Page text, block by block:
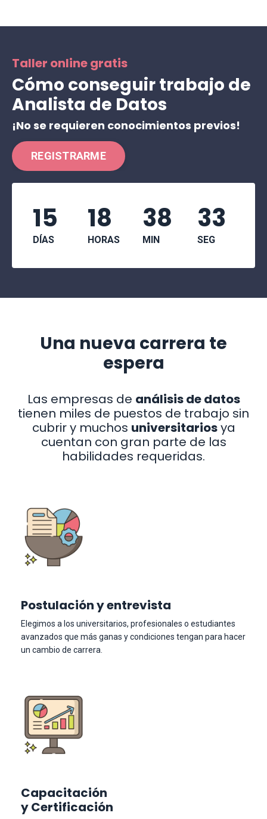
Taller online gratis
Cómo conseguir trabajo de
Analista de Datos
¡No se requieren conocimientos previos!
REGISTRARME
15
DÍAS
18
HORAS
38
MIN
32
SEG
Una nueva carrera te
espera
Las empresas de análisis de datos
tienen miles de puestos de trabajo sin
cubrir y muchos universitariosya
cuentan con gran parte de las
habilidades requeridas.
Postulación y entrevista
Elegimos a los universitarios, profesionales o estudiantes
avanzados que más ganas y condiciones tengan para hacer
un cambio de carrera.
Capacitación
y Certificación